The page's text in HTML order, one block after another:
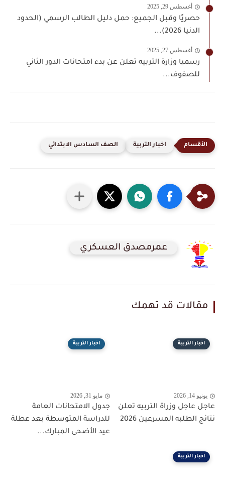
أغسطس 29, 2025
حصريًا وقبل الجميع: حمل دليل الطالب الرسمي (الحدود
الدنيا 2026)...
أغسطس 27, 2025
رسميا وزارة التربيه تعلن عن بدء امتحانات الدور الثاني
للصفوف...
اخبار التربية الصف السادس الابتدائي
عمرمصدق العسكري
مقالات قد تهمك
اخبار التربية
يونيو 14, 2026
عاجل عاجل وزراة التربيه تعلن
نتائج الطلبه المسرعين 2026
اخبار التربية
مايو 31, 2026
جدول الامتحانات العامة
للدراسة المتوسطة بعد عطلة
عيد الأضحى المبارك...
اخبار التربية